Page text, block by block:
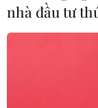
Đồng thời, tổ
biến động lao
triển thị trường
quả, bền vững
kinh tế-xã hội
nhà đầu tư